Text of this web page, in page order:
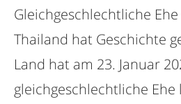
Gleichgeschlechtliche
Thailand hat Geschichte
Land hat am 23. Januar
gleichgeschlechtliche